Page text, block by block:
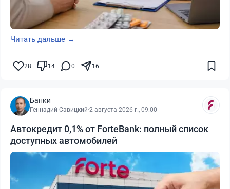
Читать дальше →
28 14 0 16
Банки
Геннадий Савицкий·2 августа 2026 г., 09:00
Автокредит 0,1% от ForteBank: полный список
доступных автомобилей